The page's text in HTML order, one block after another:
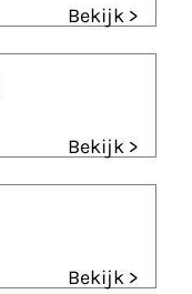
Bekijk >
Bekijk >
Bekijk >